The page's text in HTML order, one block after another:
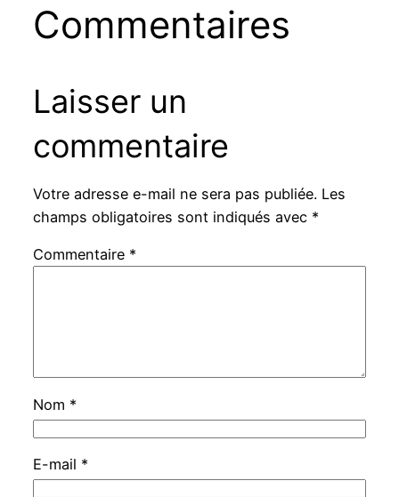
Commentaires
Laisser un
commentaire
Votre adresse e-mail ne sera pas publiée. Les
champs obligatoires sont indiqués avec *
Commentaire *
Nom *
E-mail *